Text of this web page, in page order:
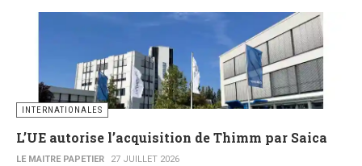
INTERNATIONALES
L’UE autorise l’acquisition de Thimm par Saica
LE MAITRE PAPETIER 27 JUILLET 2026